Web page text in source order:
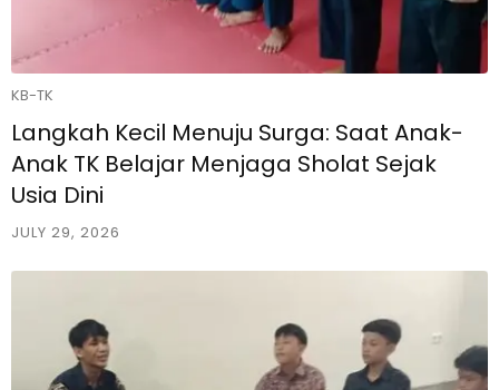
KB-TK
Langkah Kecil Menuju Surga: Saat Anak-
Anak TK Belajar Menjaga Sholat Sejak
Usia Dini
JULY 29, 2026